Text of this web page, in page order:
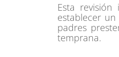
Esta
establecer
padres
temprana.